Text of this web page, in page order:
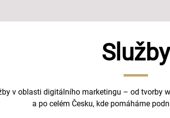
Služby
v oblasti digitálního marketingu – od tvorby
a po celém Česku, kde pomáháme